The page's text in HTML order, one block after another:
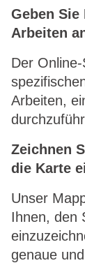
Geben
Arbeiten
Der
Arbeiten,
Zeichnen
die Karte
Unser
Ihnen, den
genaue